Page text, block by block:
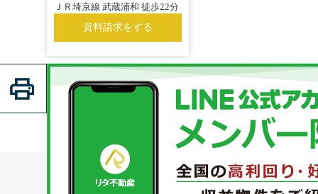
ＪＲ埼京線 武蔵浦和 徒歩22分
資料請求をする